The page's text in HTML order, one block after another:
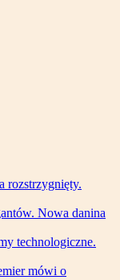
rozstrzygnięty.
Nowa danina
technologiczne.
mówi o